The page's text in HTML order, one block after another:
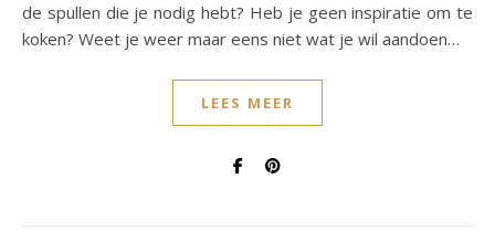
de spullen die je nodig hebt? Heb je geen inspiratie om te
koken? Weet je weer maar eens niet wat je wil aandoen…
LEES MEER